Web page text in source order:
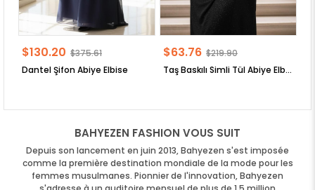
Dantel Şifon Abiye Elbise
$130.20 $375.61
Taş Baskılı Simli Tül Abiye Elbise
$63.76 $219.90
BAHYEZEN FASHION VOUS SUIT
Depuis son lancement en juin 2013, Bahyezen s'est imposée
comme la première destination mondiale de la mode pour les
femmes musulmanes. Pionnier de l'innovation, Bahyezen